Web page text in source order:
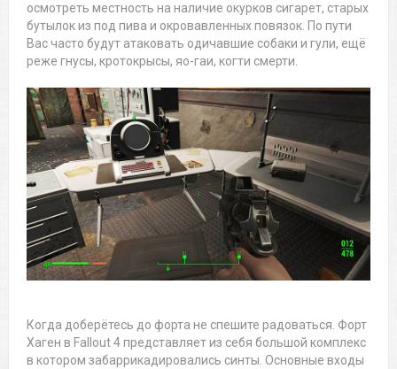
осмотреть местность на наличие окурков сигарет, старых
бутылок из под пива и окровавленных повязок. По пути
Вас часто будут атаковать одичавшие собаки и гули, ещё
реже гнусы, кротокрысы, яо-гаи, когти смерти.
Когда доберётесь до форта не спешите радоваться. Форт
Хаген в Fallout 4 представляет из себя большой комплекс
в котором забаррикадировались синты. Основные входы